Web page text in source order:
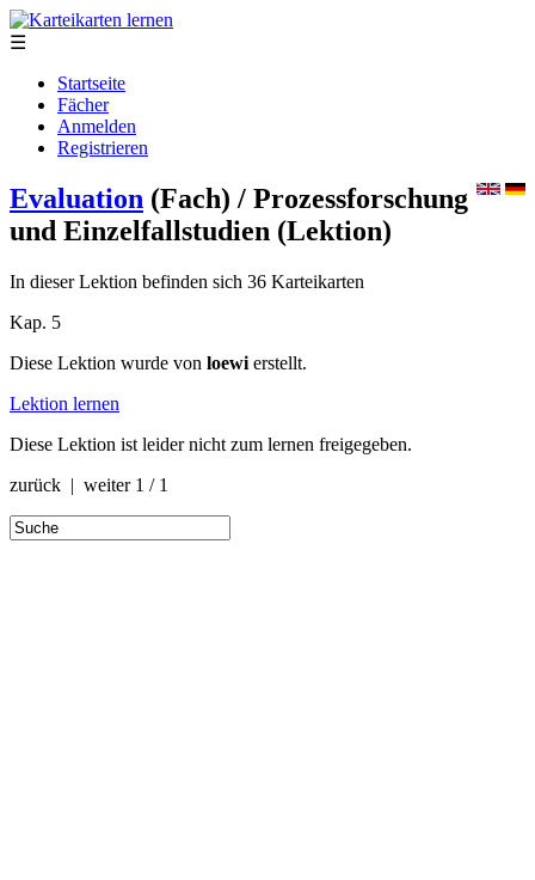
☰
Startseite
Fächer
Anmelden
Registrieren
Evaluation (Fach) / Prozessforschung
und Einzelfallstudien (Lektion)
In dieser Lektion befinden sich 36 Karteikarten
Kap. 5
Diese Lektion wurde von loewi erstellt.
Lektion lernen
Diese Lektion ist leider nicht zum lernen freigegeben.
zurück | weiter 1 / 1